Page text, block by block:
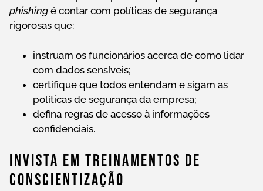
phishing é contar com políticas de segurança
rigorosas que:
instruam os funcionários acerca de como lidar
com dados sensíveis;
certifique que todos entendam e sigam as
políticas de segurança da empresa;
defina regras de acesso à informações
confidenciais.
Invista Em Treinamentos De
Conscientização